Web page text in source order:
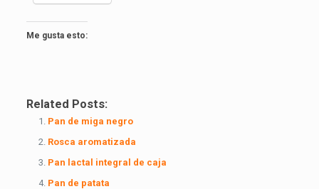
Me gusta esto:
Related Posts:
Pan de miga negro
Rosca aromatizada
Pan lactal integral de caja
Pan de patata